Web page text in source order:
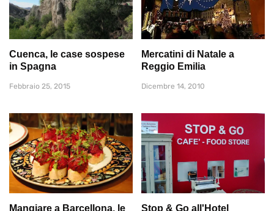
Cuenca, le case sospese
in Spagna
Febbraio 25, 2015
Mercatini di Natale a
Reggio Emilia
Dicembre 14, 2010
Mangiare a Barcellona, le Stop & Go all'Hotel